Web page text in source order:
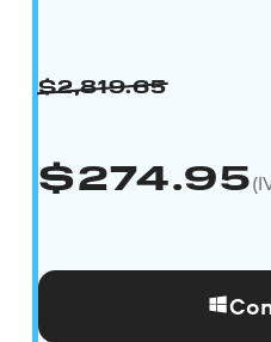
$2,819.65
$274.95